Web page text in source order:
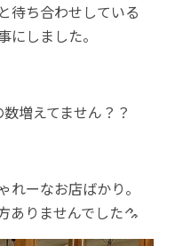
待ち合わせしている
にしました。
増えてません？？
れーなお店ばかり。
ありませんでした